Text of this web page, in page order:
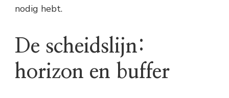
nodig hebt.
De scheidslijn:
horizon en buffer